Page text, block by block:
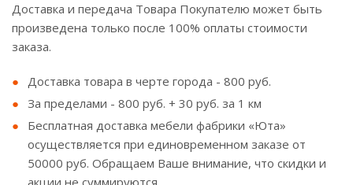
Доставка и передача Товара Покупателю может быть
произведена только после 100% оплаты стоимости
заказа.
Доставка товара в черте города - 800 руб.
За пределами - 800 руб. + 30 руб. за 1 км
Бесплатная доставка мебели фабрики «Юта»
осуществляется при единовременном заказе от
50000 руб. Обращаем Ваше внимание, что скидки и
акции не суммируются.